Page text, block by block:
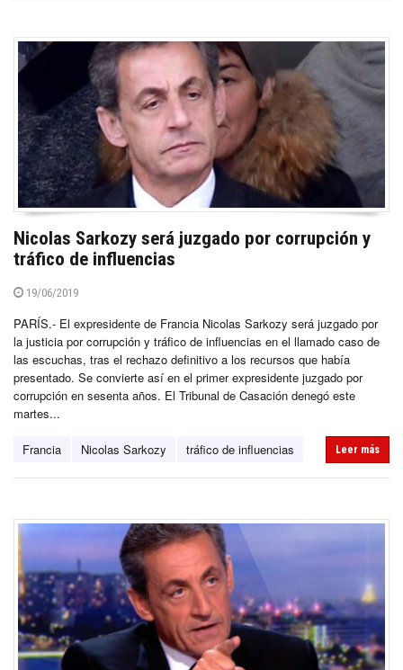
Nicolas Sarkozy será juzgado por corrupción y
tráfico de influencias
19/06/2019
PARÍS.- El expresidente de Francia Nicolas Sarkozy será juzgado por
la justicia por corrupción y tráfico de influencias en el llamado caso de
las escuchas, tras el rechazo definitivo a los recursos que había
presentado. Se convierte así en el primer expresidente juzgado por
corrupción en sesenta años. El Tribunal de Casación denegó este
martes...
Francia Nicolas Sarkozy tráfico de influencias Leer más